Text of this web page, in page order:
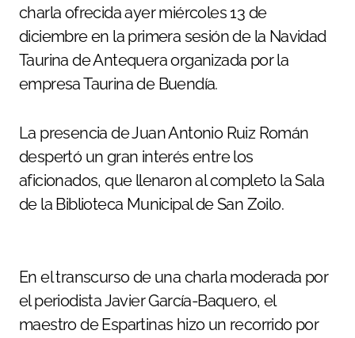
charla ofrecida ayer miércoles 13 de
diciembre en la primera sesión de la Navidad
Taurina de Antequera organizada por la
empresa Taurina de Buendía.
La presencia de Juan Antonio Ruiz Román
despertó un gran interés entre los
aficionados, que llenaron al completo la Sala
de la Biblioteca Municipal de San Zoilo.
En el transcurso de una charla moderada por
el periodista Javier García-Baquero, el
maestro de Espartinas hizo un recorrido por